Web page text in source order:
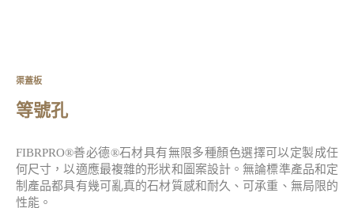
渠蓋板
等號孔
FIBRPRO®善必德®石材具有無限多種顏色選擇可以定製成任
何尺寸，以適應最複雜的形狀和圖案設計。無論標準產品和定
制產品都具有幾可亂真的石材質感和耐久、可承重、無局限的
性能。